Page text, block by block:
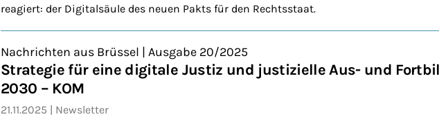
reagiert: der Digitalsäule des neuen Pakts für den Rechtsstaat.
Nachrichten aus Brüssel | Ausgabe 20/2025
Strategie für eine digitale Justiz und justizielle Aus- und
2030 – KOM
21.11.2025
Newsletter